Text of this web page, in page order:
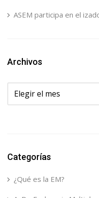
ASEM participa en el
Archivos
Archivos
Categorías
¿Qué es la EM?